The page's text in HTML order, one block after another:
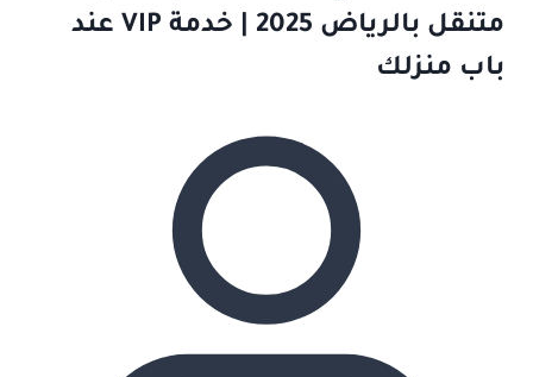
متنقل بالرياض 2025 | خدمة VIP عند
باب منزلك